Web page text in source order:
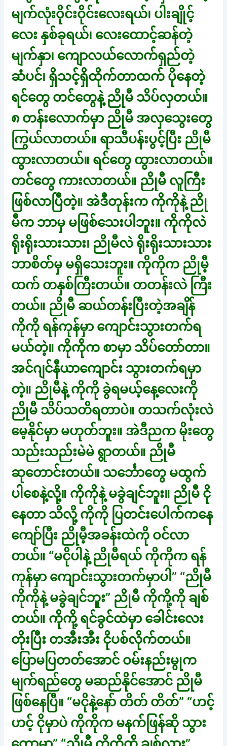
မျက်လုံးဝိုင်းဝိုင်းလေးရယ်၊ ပါးချိုင့်
လေး နှစ်ခုရယ်၊ လေးထောင့်ဆန်တဲ့
မျက်နှာ၊ ကျောလယ်လောက်ရှည်တဲ့
ဆံပင်၊ ရှိသင့်ရှိထိုက်တာထက် ပိုနေတဲ့
ရင်တွေ တင်တွေနဲ့ ညိုမီ သိပ်လှတယ်။
၈ တန်းလောက်မှာ ညိုမီ အလှသွေးတွေ
ကြွယ်လာတယ်။ ရာသီပန်းပွင့်ပြီး ညိုမီ
ထွားလာတယ်။ ရင်တွေ ထွားလာတယ်။
တင်တွေ ကားလာတယ်။ ညိုမီ လူကြီး
ဖြစ်လာပြီတဲ့။ အဲဒီတုန်းက ကိုကိုနဲ့ ညို
မီက ဘာမှ မဖြစ်သေးပါဘူး။ ကိုကိုလဲ
ရိုးရိုးသားသား၊ ညိုမီလဲ ရိုးရိုးသားသား
ဘာစိတ်မှ မရှိသေးဘူး။ ကိုကိုက ညိုမီ့
ထက် တနှစ်ကြီးတယ်။ တတန်းလဲ ကြီး
တယ်။ ညိုမီ ဆယ်တန်းပြီးတဲ့အချိန်
ကိုကို ရန်ကုန်မှာ ကျောင်းသွားတက်ရ
မယ်တဲ့။ ကိုကိုက စာမှာ သိပ်တော်တာ။
အင်ဂျင်နီယာကျောင်း သွားတက်ရမှာ
တဲ့။ ညိုမီနဲ့ ကိုကို ခွဲရမယ့်နေ့လေးကို
ညိုမီ သိပ်သတိရတာပဲ။ တသက်လုံးလဲ
မေ့နိုင်မှာ မဟုတ်ဘူး။ အဲဒီညက မိုးတွေ
သည်းသည်းမဲမဲ ရွာတယ်။ ညိုမီ
ဆုတောင်းတယ်။ သင်္ဘောတွေ မထွက်
ပါစေနဲ့လို့။ ကိုကိုနဲ့ မခွဲချင်ဘူး။ ညိုမီ ငို
နေတာ သိလို့ ကိုကို ပြတင်းပေါက်ကနေ
ကျော်ပြီး ညိုမီ့အခန်းထဲကို ဝင်လာ
တယ်။ “မငိုပါနဲ့ ညိုမီရယ် ကိုကိုက ရန်
ကုန်မှာ ကျောင်းသွားတက်မှာပါ” “ညိုမီ
ကိုကိုနဲ့ မခွဲချင်ဘူး” ညိုမီ ကိုကို့ကို ချစ်
တယ်။ ကိုကို့ ရင်ခွင်ထဲမှာ ခေါင်းလေး
တိုးပြီး တအီးအီး ငိုပစ်လိုက်တယ်။
ပြောမပြတတ်အောင် ဝမ်းနည်းမွုက
မျက်ရည်တွေ မဆည်နိုင်အောင် ညိုမီ
ဖြစ်နေပြီ။ “မငိုနဲ့နော် တိတ် တိတ်” “ဟင့်
ဟင့် ငိုမှာပဲ ကိုကိုက မနက်ဖြန်ဆို သွား